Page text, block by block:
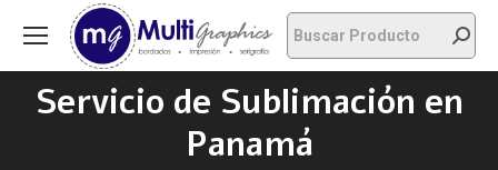
Buscar:
Servicio de Sublimación en
Panamá
Estás aquí: